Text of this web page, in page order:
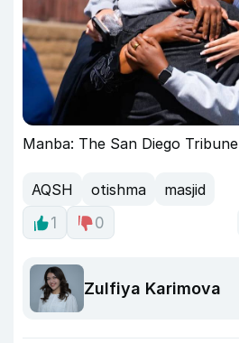
Manba: The San Diego Tribune
AQSH otishma
masjid
1
0
Zulfiya Karimova